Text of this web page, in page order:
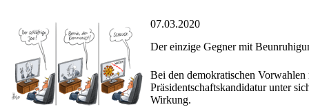
07.03.2020
Der einzige Gegner mit
Bei den demokratischen
Präsidentschaftskandidatur unter
Wirkung.